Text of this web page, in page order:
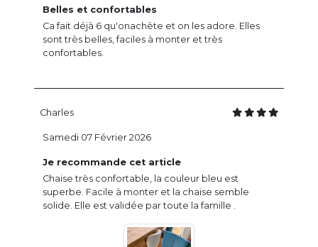
Belles et confortables
Ca fait déjà 6 qu'onachète et on les adore. Elles
sont très belles, faciles à monter et très
confortables.
Charles
Je recommande cet article
Chaise très confortable, la couleur bleu est
superbe. Facile à monter et la chaise semble
solide. Elle est validée par toute la famille .
Samedi 07 Février 2026